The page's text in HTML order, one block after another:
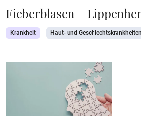
Fieberblasen –
Krankheit Haut- und Geschlechtskrankheiten